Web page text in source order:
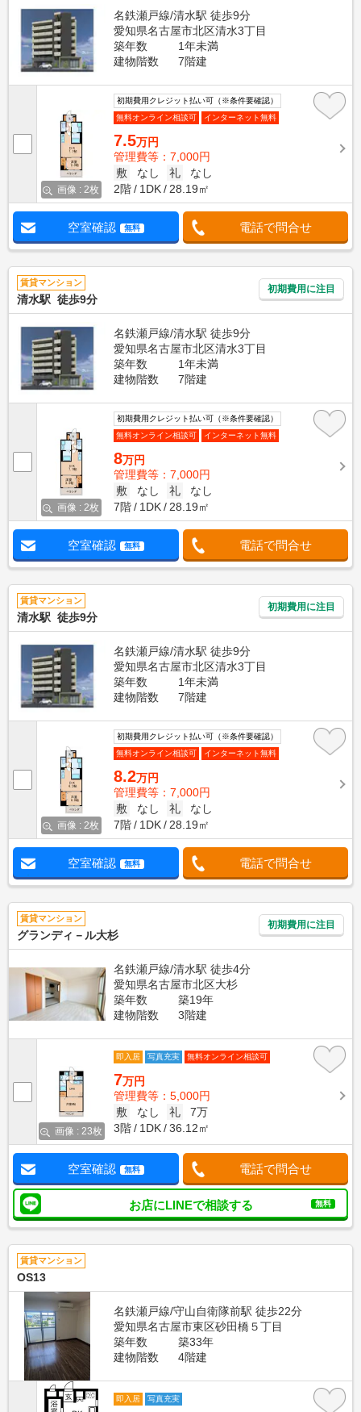
名鉄瀬戸線/清水駅 徒歩9分
愛知県名古屋市北区清水3丁目
築年数
1年未満
建物階数
7階建
画像 : 2枚
初期費用クレジット払い可（※条件要確認）
無料オンライン相談可
インターネット無料
7.5万円
管理費等：7,000円
敷
なし 礼
なし
2階
1DK 28.19㎡
空室確認 無料 電話で問合せ
賃貸マンション
清水駅 徒歩9分
初期費用に注目
名鉄瀬戸線/清水駅 徒歩9分
愛知県名古屋市北区清水3丁目
築年数
1年未満
建物階数
7階建
画像 : 2枚
初期費用クレジット払い可（※条件要確認）
無料オンライン相談可
インターネット無料
8万円
管理費等：7,000円
敷
なし 礼
なし
7階
1DK 28.19㎡
空室確認 無料 電話で問合せ
賃貸マンション
清水駅 徒歩9分
初期費用に注目
名鉄瀬戸線/清水駅 徒歩9分
愛知県名古屋市北区清水3丁目
築年数
1年未満
建物階数
7階建
画像 : 2枚
初期費用クレジット払い可（※条件要確認）
無料オンライン相談可
インターネット無料
8.2万円
管理費等：7,000円
敷
なし 礼
なし
7階
1DK 28.19㎡
空室確認 無料 電話で問合せ
賃貸マンション
グランディ－ル大杉
初期費用に注目
名鉄瀬戸線/清水駅 徒歩4分
愛知県名古屋市北区大杉
築年数
築19年
建物階数
3階建
画像 : 23枚
即入居 写真充実 無料オンライン相談可
7万円
管理費等：5,000円
敷
なし 礼
7万
3階
1DK 36.12㎡
空室確認 無料 電話で問合せ
お店にLINEで相談する 無料
賃貸マンション
OS13
名鉄瀬戸線/守山自衛隊前駅 徒歩22分
愛知県名古屋市東区砂田橋５丁目
築年数
築33年
建物階数
4階建
即入居 写真充実